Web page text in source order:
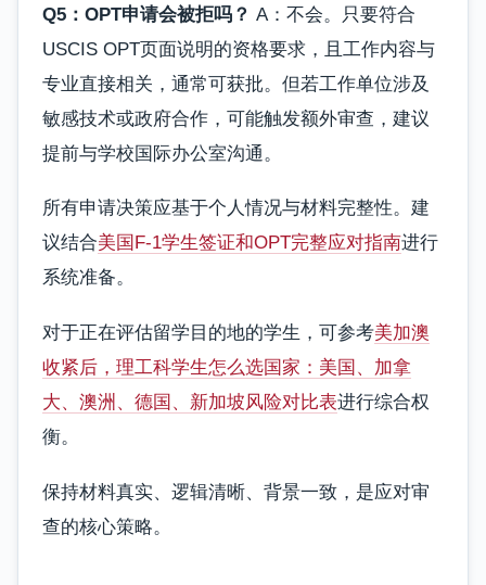
Q5：OPT申请会被拒吗？ A：不会。只要符合
USCIS OPT页面说明的资格要求，且工作内容与
专业直接相关，通常可获批。但若工作单位涉及
敏感技术或政府合作，可能触发额外审查，建议
提前与学校国际办公室沟通。
所有申请决策应基于个人情况与材料完整性。建
议结合美国F-1学生签证和OPT完整应对指南进行
系统准备。
对于正在评估留学目的地的学生，可参考美加澳
收紧后，理工科学生怎么选国家：美国、加拿
大、澳洲、德国、新加坡风险对比表进行综合权
衡。
保持材料真实、逻辑清晰、背景一致，是应对审
查的核心策略。